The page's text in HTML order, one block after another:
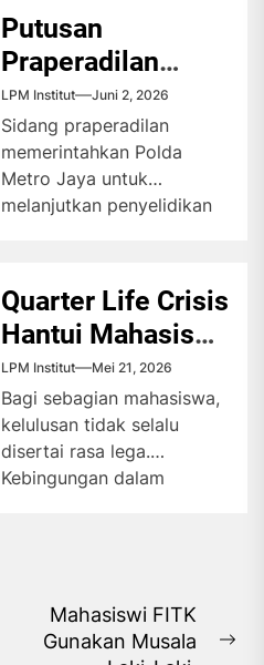
Ilmu Politik Universitas...
Putusan
Praperadilan
Ungkap Kelalaian
Kepolisian atas
Kasus Andrie
LPM Institut Juni 2, 2026
Sidang praperadilan
memerintahkan Polda
Metro Jaya untuk
melanjutkan penyelidikan
secara tuntas. Hakim
menilai...
Quarter Life Crisis
Hantui Mahasiswa
Akhir
LPM Institut Mei 21, 2026
Bagi sebagian mahasiswa,
kelulusan tidak selalu
disertai rasa lega.
Kebingungan dalam
Mahasiswi FITK
Gunakan Musala